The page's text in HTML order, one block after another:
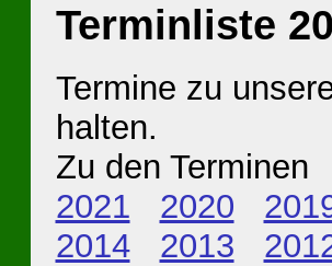
Terminliste
Termine zu
halten.
Zu den Terminen
2021
2020
2014
2013